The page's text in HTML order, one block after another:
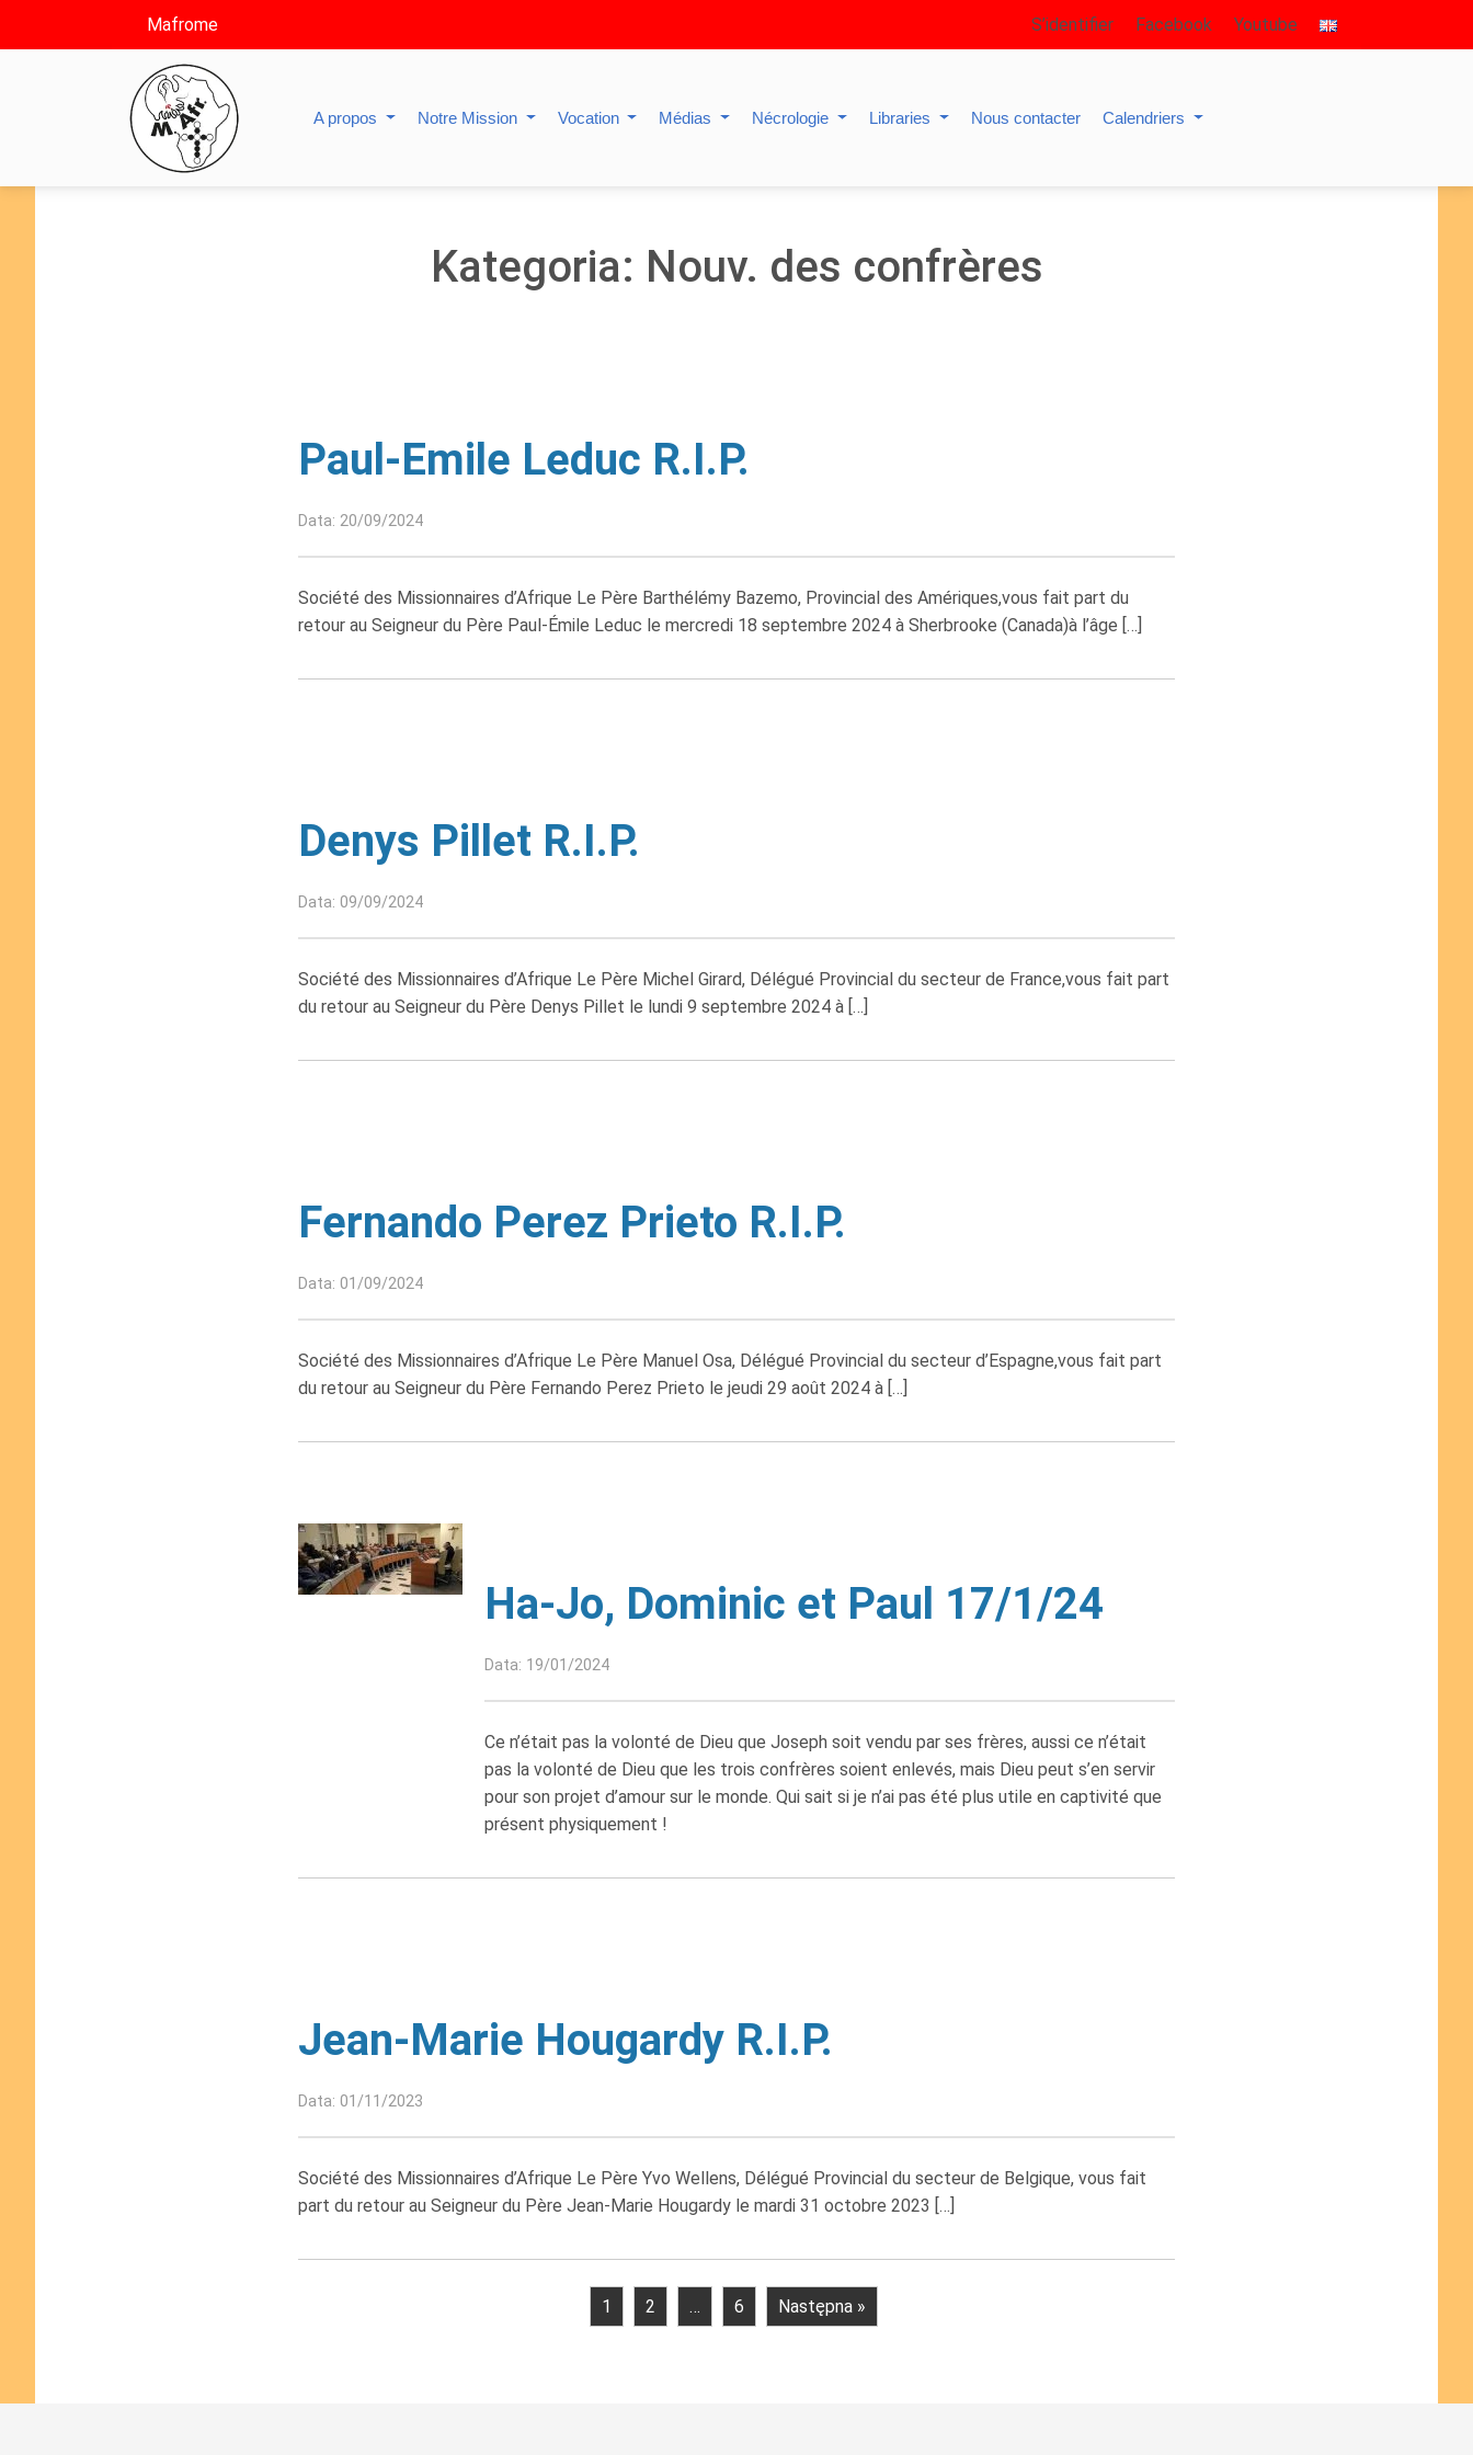
Mafrome S’identifier Facebook Youtube
A propos Notre Mission Vocation Médias Nécrologie Libraries Nous contacter Calendriers
Kategoria: Nouv. des confrères
Paul-Emile Leduc R.I.P.
Data: 20/09/2024
Société des Missionnaires d’Afrique Le Père Barthélémy Bazemo, Provincial des Amériques,vous fait part du
retour au Seigneur du Père Paul-Émile Leduc le mercredi 18 septembre 2024 à Sherbrooke (Canada)à l’âge […]
Denys Pillet R.I.P.
Data: 09/09/2024
Société des Missionnaires d’Afrique Le Père Michel Girard, Délégué Provincial du secteur de France,vous fait part
du retour au Seigneur du Père Denys Pillet le lundi 9 septembre 2024 à […]
Fernando Perez Prieto R.I.P.
Data: 01/09/2024
Société des Missionnaires d’Afrique Le Père Manuel Osa, Délégué Provincial du secteur d’Espagne,vous fait part
du retour au Seigneur du Père Fernando Perez Prieto le jeudi 29 août 2024 à […]
Ha-Jo, Dominic et Paul 17/1/24
Data: 19/01/2024
Ce n’était pas la volonté de Dieu que Joseph soit vendu par ses frères, aussi ce n’était
pas la volonté de Dieu que les trois confrères soient enlevés, mais Dieu peut s’en servir
pour son projet d’amour sur le monde. Qui sait si je n’ai pas été plus utile en captivité que
présent physiquement !
Jean-Marie Hougardy R.I.P.
Data: 01/11/2023
Société des Missionnaires d’Afrique Le Père Yvo Wellens, Délégué Provincial du secteur de Belgique, vous fait
part du retour au Seigneur du Père Jean-Marie Hougardy le mardi 31 octobre 2023 […]
1 2 … 6 Następna »